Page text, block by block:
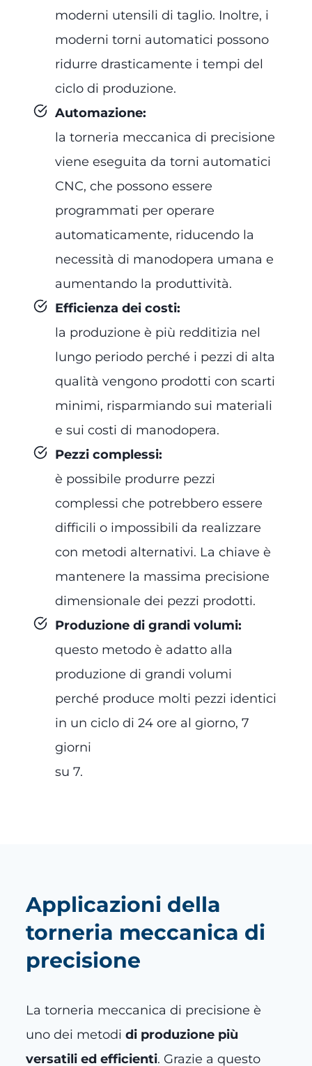
moderni utensili di taglio. Inoltre, i
moderni torni automatici possono
ridurre drasticamente i tempi del
ciclo di produzione.
Automazione:
la torneria meccanica di precisione
viene eseguita da torni automatici
CNC, che possono essere
programmati per operare
automaticamente, riducendo la
necessità di manodopera umana e
aumentando la produttività.
Efficienza dei costi:
la produzione è più redditizia nel
lungo periodo perché i pezzi di alta
qualità vengono prodotti con scarti
minimi, risparmiando sui materiali
e sui costi di manodopera.
Pezzi complessi:
è possibile produrre pezzi
complessi che potrebbero essere
difficili o impossibili da realizzare
con metodi alternativi. La chiave è
mantenere la massima precisione
dimensionale dei pezzi prodotti.
Produzione di grandi volumi:
questo metodo è adatto alla
produzione di grandi volumi
perché produce molti pezzi identici
in un ciclo di 24 ore al giorno, 7
giorni
su 7.
Applicazioni della
torneria meccanica di
precisione
La torneria meccanica di precisione è
uno dei metodi di produzione più
versatili ed efficienti. Grazie a questo